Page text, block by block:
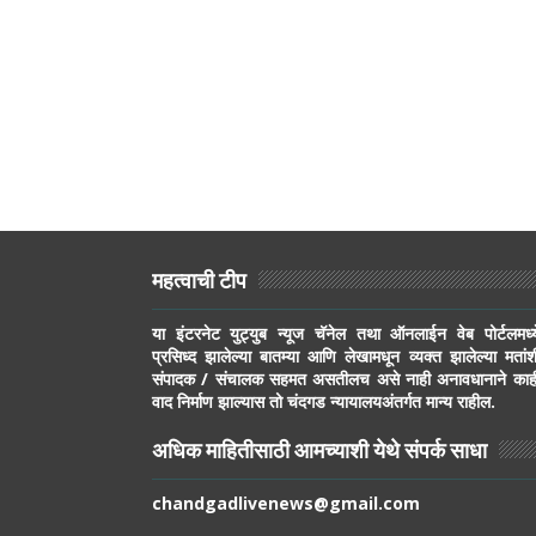
महत्वाची टीप
या इंटरनेट युट्युब न्यूज चॅनेल तथा ऑनलाईन वेब
प्रसिध्द झालेल्या बातम्या आणि लेखामधून व्यक्त झालेल्या
संपादक / संचालक सहमत असतीलच असे नाही अनावधानाने
वाद निर्माण झाल्यास तो चंदगड न्यायालयअंतर्गत मान्य राहील.
अधिक माहितीसाठी आमच्याशी येथे संपर्क साधा
chandgadlivenews@gmail.com